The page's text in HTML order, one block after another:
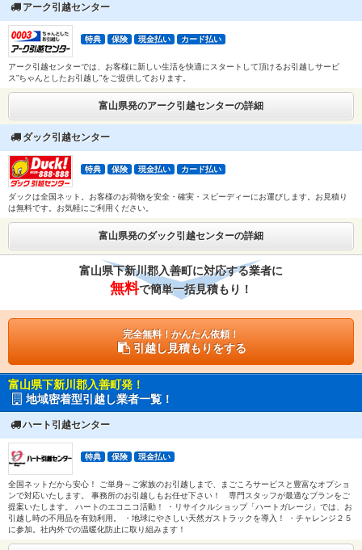
アーク引越センター
特典 保険 現金払い カード払い
アーク引越センターでは、お客様に新しい生活を快適にスタートして頂けるお引越しサービ
ス”ちゃんとしたお引越し”をご提供しております。
富山県発のアーク引越センターの詳細
ダック引越センター
特典 保険 現金払い カード払い
ダックは全国ネット。お客様のお荷物を安全・確実・スピーディーにお運びします。お見積り
は無料です。お気軽にご利用ください。
富山県発のダック引越センターの詳細
富山県下新川郡入善町に対応する業者に
無料で簡単一括見積もり！
完全無料！かんたん依頼！
引越し見積もりをする
富山県下新川郡入善町発！
地域密着型引越し業者一覧！
ハート引越センター
特典 保険 現金払い
全国ネットだから安心！ ご単身～ご家族のお引越しまで、まごころサービスと豊富なオプショ
ンで対応いたします。 事務所のお引越しもお任せ下さい！ 専門スタッフが最適なプランをご
提案いたします。 ハートのエコニコ活動！ ・リサイクルショップ「ハートガレージ」では、お
引越し時の不用品を有効利用。 ・地球にやさしい天然ガストラックを導入！ ・チャレンジ２５
に参加。社内外での温暖化防止に取り組みます！